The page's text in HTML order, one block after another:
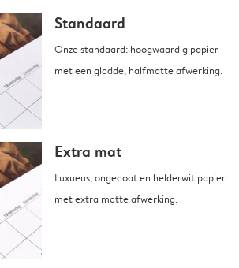
Standaard
Onze standaard: hoogwaardig papier
met een gladde, halfmatte afwerking.
Extra mat
Luxueus, ongecoat en helderwit papier
met extra matte afwerking.